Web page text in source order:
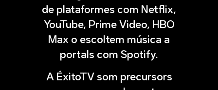
de plataformes com Netflix,
YouTube, Prime Video, HBO
Max o escoltem música a
portals com Spotify.
A ÉxitoTV som precursors